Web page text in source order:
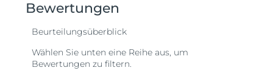
Durchschnittswert
der
Bewertung.
Read
Reviews.
Link